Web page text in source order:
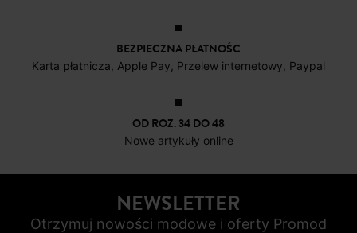
BEZPIECZNA PŁATNOŚC
Karta płatnicza, Apple Pay, Przelew internetowy, Paypal
OD ROZ. 34 DO 48
Nowe artykuły online
NEWSLETTER
Otrzymuj nowości modowe i oferty Promod